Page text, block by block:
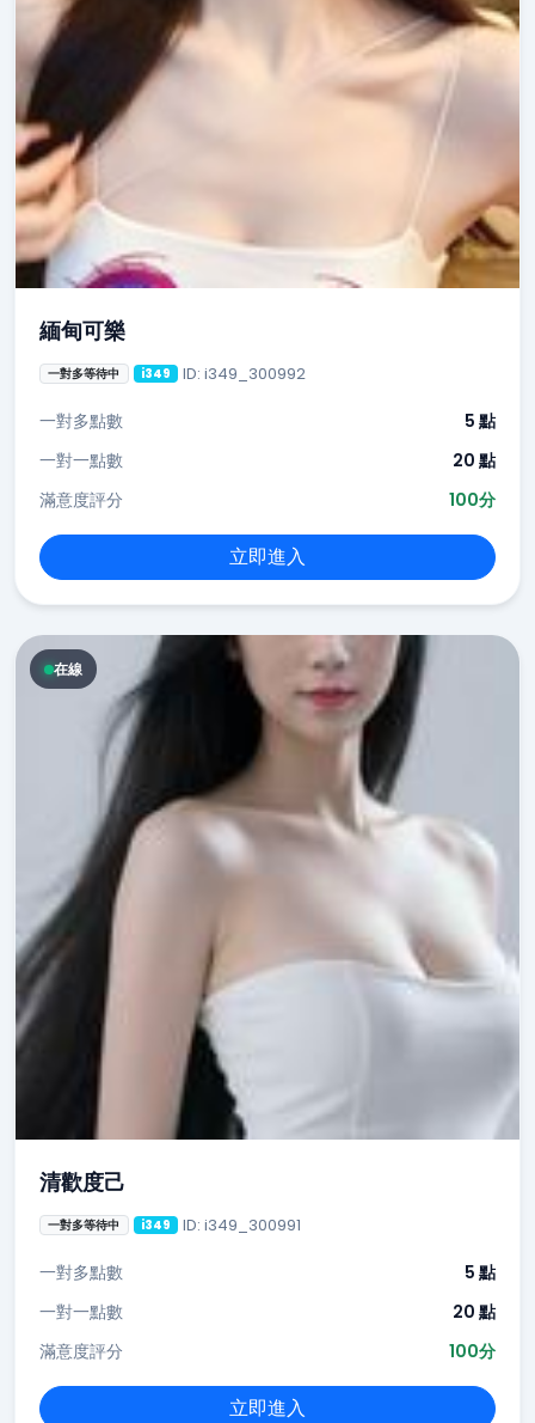
緬甸可樂
一對多等待中 i349 ID: i349_300992
一對多點數
5 點
一對一點數
20 點
滿意度評分
100分
立即進入
在線
清歡度己
一對多等待中 i349 ID: i349_300991
一對多點數
5 點
一對一點數
20 點
滿意度評分
100分
立即進入